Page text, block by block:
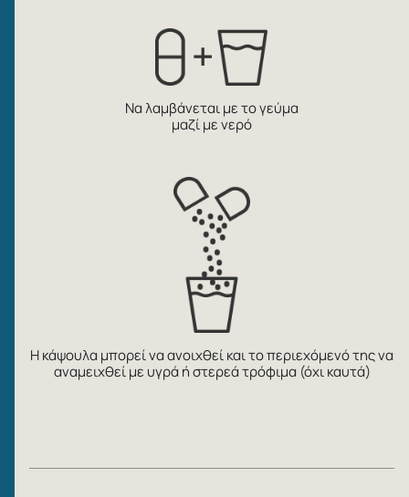
Να λαμβάνεται με το γεύμα
μαζί με νερό
Η κάψουλα μπορεί να ανοιχθεί και το περιεχόμενό της να
αναμειχθεί με υγρά ή στερεά τρόφιμα (όχι καυτά)